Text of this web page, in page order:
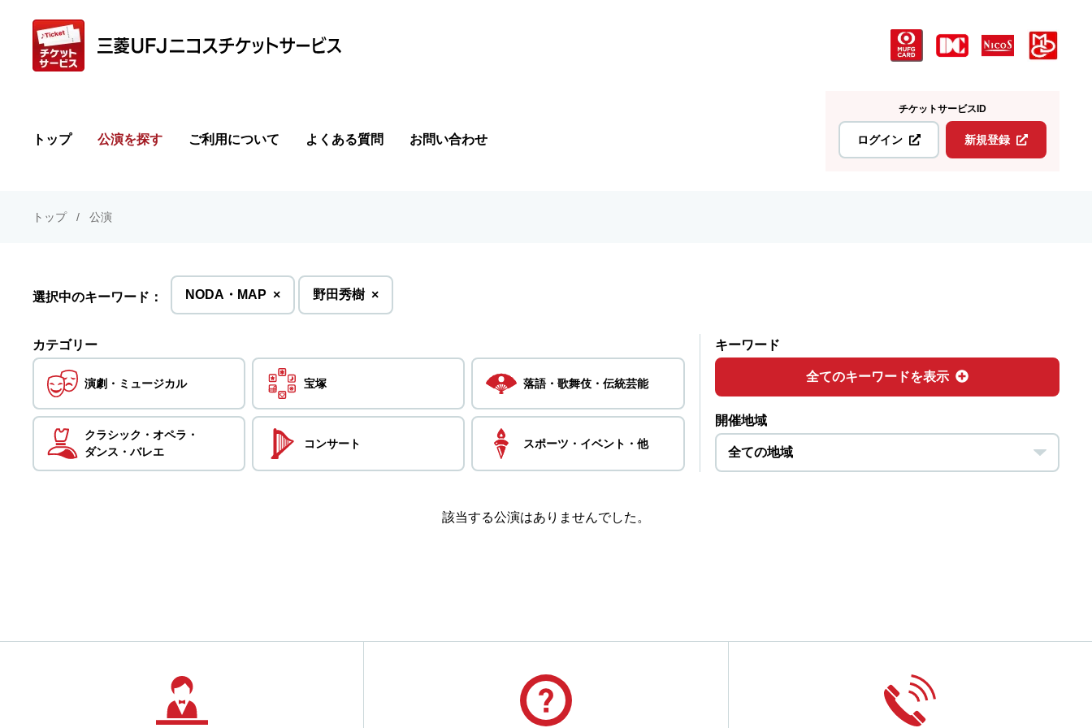
トップ 公演を探す ご利用について よくある質問 お問い合わせ
チケットサービスID
ログイン 新規登録
トップ 公演
選択中のキーワード： NODA・MAP を
削
× 野田秀樹を
削
×
カテゴリー
演劇・ ミュージカル 宝塚 落語・歌舞伎・伝統芸能
クラシック・ オペラ・
ダンス・ バレエ
コンサート スポーツ・ イベント・他
開催地域
キーワード
全てのキーワードを表示
該当する公演はありませんでした。